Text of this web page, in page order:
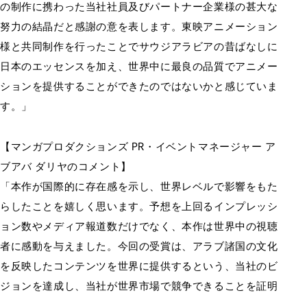
の制作に携わった当社社員及びパートナー企業様の甚大な
努力の結晶だと感謝の意を表します。東映アニメーション
様と共同制作を行ったことでサウジアラビアの昔ばなしに
日本のエッセンスを加え、世界中に最良の品質でアニメー
ションを提供することができたのではないかと感じていま
す。」
【マンガプロダクションズ PR・イベントマネージャー ア
ブアバ ダリヤのコメント】
「本作が国際的に存在感を示し、世界レベルで影響をもた
らしたことを嬉しく思います。予想を上回るインプレッシ
ョン数やメディア報道数だけでなく、本作は世界中の視聴
者に感動を与えました。今回の受賞は、アラブ諸国の文化
を反映したコンテンツを世界に提供するという、当社のビ
ジョンを達成し、当社が世界市場で競争できることを証明